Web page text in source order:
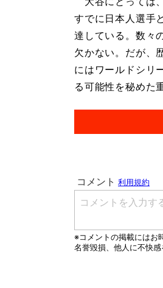
すでに日本人選手
達している。数々
欠かない。だが、
にはワールドシリ
る可能性を秘めた